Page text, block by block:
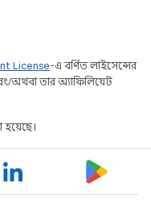
License-এ বর্ণিত লাইসেন্সের
অথবা তার অ্যাফিলিয়েট